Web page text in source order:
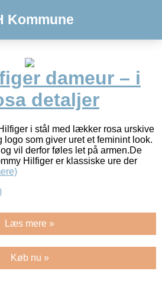
Kommune
dameur – i
detaljer
i stål med lækker rosa urskive
logo som giver uret et feminint look.
vil derfor føles let på armen.De
Hilfiger er klassiske ure der
Læs mere »
Køb nu »